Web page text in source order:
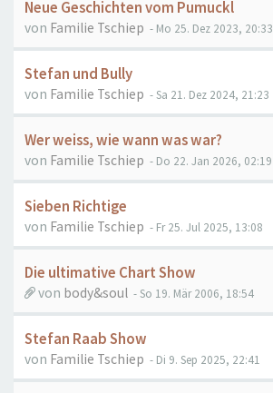
Neue Geschichten vom Pumuckl
von Familie Tschiep - Mo 25. Dez 2023, 20:33
Stefan und Bully
von Familie Tschiep - Sa 21. Dez 2024, 21:23
Wer weiss, wie wann was war?
von Familie Tschiep - Do 22. Jan 2026, 02:19
Sieben Richtige
von Familie Tschiep - Fr 25. Jul 2025, 13:08
Die ultimative Chart Show
von body&soul - So 19. Mär 2006, 18:54
Stefan Raab Show
von Familie Tschiep - Di 9. Sep 2025, 22:41